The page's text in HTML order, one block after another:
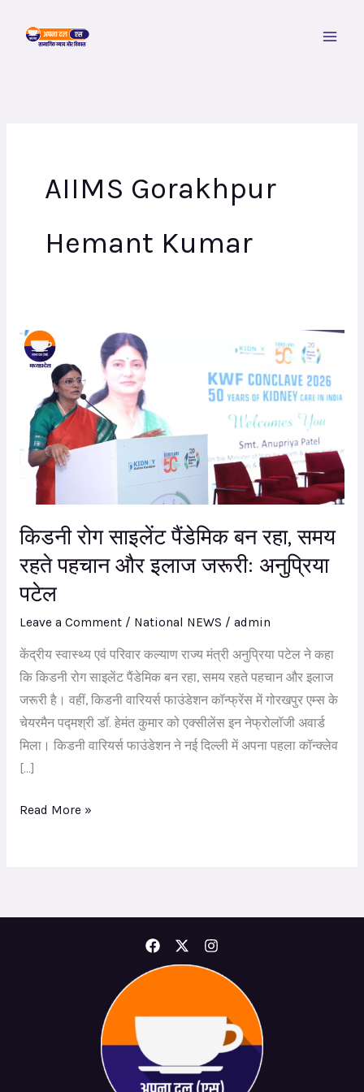
AIIMS Gorakhpur
Hemant Kumar
किडनी रोग साइलेंट पैंडेमिक बन रहा, समय
रहते पहचान और इलाज जरूरी: अनुप्रिया
पटेल
Leave a Comment / National NEWS / admin
केंद्रीय स्वास्थ्य एवं परिवार कल्याण राज्य मंत्री अनुप्रिया पटेल ने कहा
कि किडनी रोग साइलेंट पैंडेमिक बन रहा, समय रहते पहचान और इलाज
जरूरी है। वहीं, किडनी वारियर्स फाउंडेशन कॉन्फ्रेंस में गोरखपुर एम्स के
चेयरमैन पद्मश्री डॉ. हेमंत कुमार को एक्सीलेंस इन नेफ्रोलॉजी अवार्ड
मिला। किडनी वारियर्स फाउंडेशन ने नई दिल्ली में अपना पहला कॉन्क्लेव
[…]
किडनी
रोग
साइलेंट
पैंडेमिक
बन
रहा,
समय
रहते
पहचान
और
इलाज
जरूरी:
Read More »